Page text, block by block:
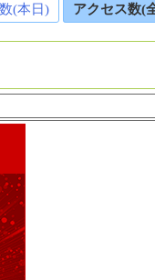
(本日) アクセス数(